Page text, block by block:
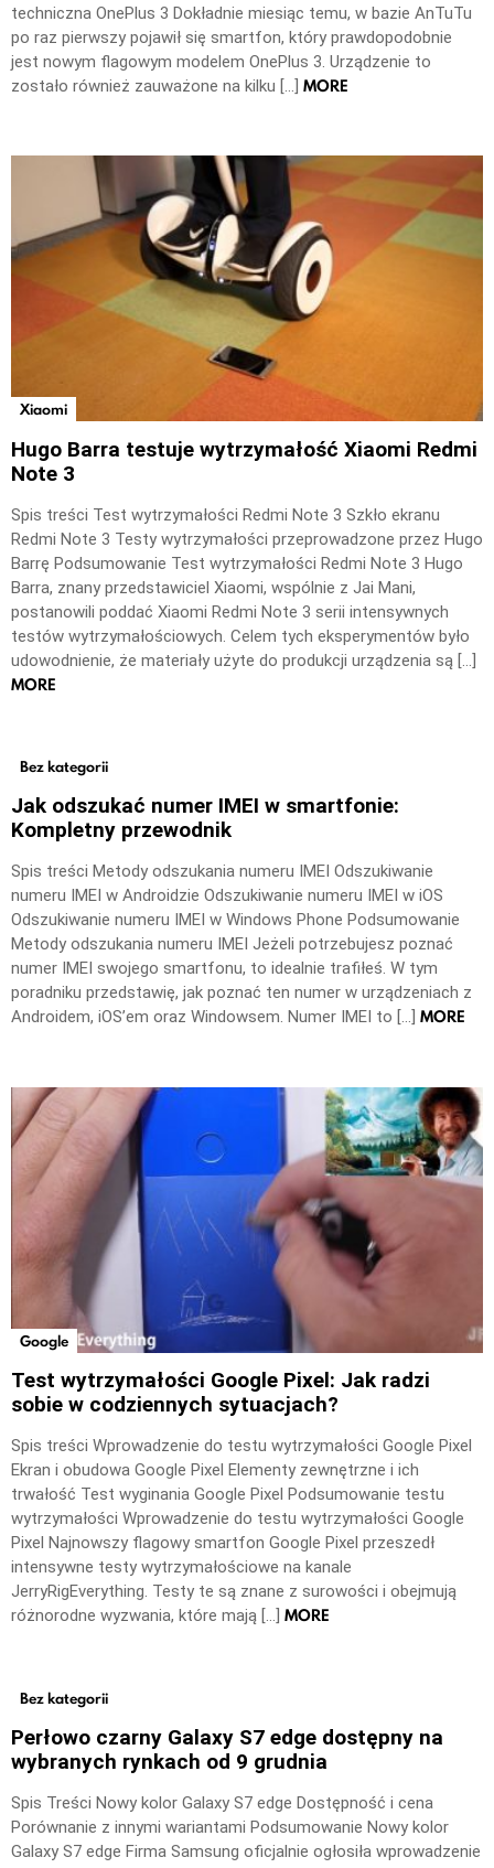
techniczna OnePlus 3 Dokładnie miesiąc temu, w bazie AnTuTu
po raz pierwszy pojawił się smartfon, który prawdopodobnie
jest nowym flagowym modelem OnePlus 3. Urządzenie to
zostało również zauważone na kilku […] MORE
Xiaomi
Hugo Barra testuje wytrzymałość Xiaomi Redmi
Note 3
Spis treści Test wytrzymałości Redmi Note 3 Szkło ekranu
Redmi Note 3 Testy wytrzymałości przeprowadzone przez Hugo
Barrę Podsumowanie Test wytrzymałości Redmi Note 3 Hugo
Barra, znany przedstawiciel Xiaomi, wspólnie z Jai Mani,
postanowili poddać Xiaomi Redmi Note 3 serii intensywnych
testów wytrzymałościowych. Celem tych eksperymentów było
udowodnienie, że materiały użyte do produkcji urządzenia są […]
MORE
Bez kategorii
Jak odszukać numer IMEI w smartfonie:
Kompletny przewodnik
Spis treści Metody odszukania numeru IMEI Odszukiwanie
numeru IMEI w Androidzie Odszukiwanie numeru IMEI w iOS
Odszukiwanie numeru IMEI w Windows Phone Podsumowanie
Metody odszukania numeru IMEI Jeżeli potrzebujesz poznać
numer IMEI swojego smartfonu, to idealnie trafiłeś. W tym
poradniku przedstawię, jak poznać ten numer w urządzeniach z
Androidem, iOS’em oraz Windowsem. Numer IMEI to […] MORE
Google
Test wytrzymałości Google Pixel: Jak radzi
sobie w codziennych sytuacjach?
Spis treści Wprowadzenie do testu wytrzymałości Google Pixel
Ekran i obudowa Google Pixel Elementy zewnętrzne i ich
trwałość Test wyginania Google Pixel Podsumowanie testu
wytrzymałości Wprowadzenie do testu wytrzymałości Google
Pixel Najnowszy flagowy smartfon Google Pixel przeszedł
intensywne testy wytrzymałościowe na kanale
JerryRigEverything. Testy te są znane z surowości i obejmują
różnorodne wyzwania, które mają […] MORE
Bez kategorii
Perłowo czarny Galaxy S7 edge dostępny na
wybranych rynkach od 9 grudnia
Spis Treści Nowy kolor Galaxy S7 edge Dostępność i cena
Porównanie z innymi wariantami Podsumowanie Nowy kolor
Galaxy S7 edge Firma Samsung oficjalnie ogłosiła wprowadzenie